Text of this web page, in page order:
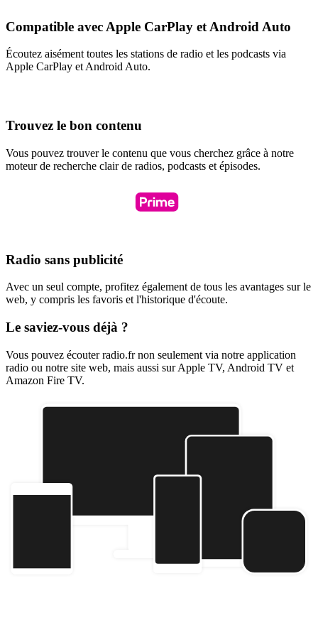
Compatible avec Apple CarPlay et Android Auto
Écoutez aisément toutes les stations de radio et les podcasts via
Apple CarPlay et Android Auto.
Trouvez le bon contenu
Vous pouvez trouver le contenu que vous cherchez grâce à notre
moteur de recherche clair de radios, podcasts et épisodes.
Radio sans publicité
Avec un seul compte, profitez également de tous les avantages sur le
web, y compris les favoris et l'historique d'écoute.
Le saviez-vous déjà ?
Vous pouvez écouter radio.fr non seulement via notre application
radio ou notre site web, mais aussi sur Apple TV, Android TV et
Amazon Fire TV.